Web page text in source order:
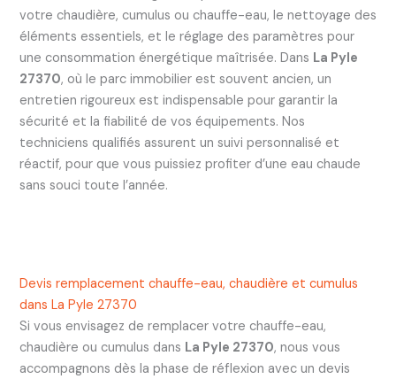
votre chaudière, cumulus ou chauffe-eau, le nettoyage des
éléments essentiels, et le réglage des paramètres pour
une consommation énergétique maîtrisée. Dans La Pyle
27370, où le parc immobilier est souvent ancien, un
entretien rigoureux est indispensable pour garantir la
sécurité et la fiabilité de vos équipements. Nos
techniciens qualifiés assurent un suivi personnalisé et
réactif, pour que vous puissiez profiter d’une eau chaude
sans souci toute l’année.
Devis remplacement chauffe-eau, chaudière et cumulus
dans La Pyle 27370
Si vous envisagez de remplacer votre chauffe-eau,
chaudière ou cumulus dans La Pyle 27370, nous vous
accompagnons dès la phase de réflexion avec un devis